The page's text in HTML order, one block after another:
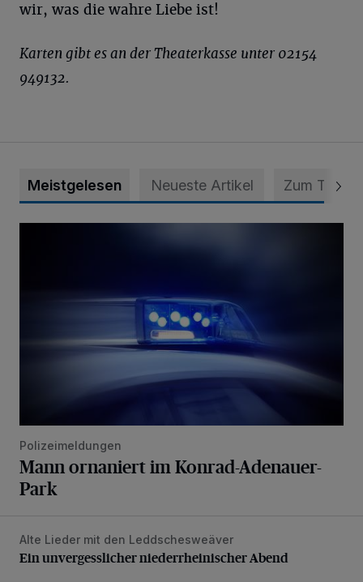
wir, was die wahre Liebe ist!
Karten gibt es an der Theaterkasse unter 02154
949132.
Meistgelesen Neueste Artikel Zum Thema
Polizeimeldungen
Mann ornaniert im Konrad-Adenauer-
Park
Ein unvergesslicher niederrheinischer Abend
Alte Lieder mit den Leddschesweäver
Ein unvergesslicher niederrheinischer Abend